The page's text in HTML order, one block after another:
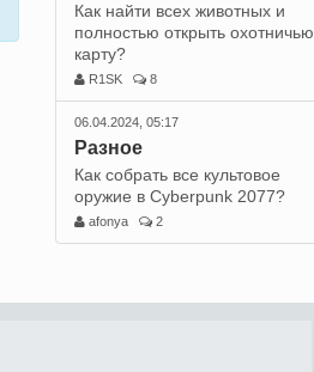
Как найти всех животных и
полностью открыть охотничью
карту?
R1SK 8
06.04.2024, 05:17
Разное
Как собрать все культовое
оружие в Cyberpunk 2077?
afonya 2